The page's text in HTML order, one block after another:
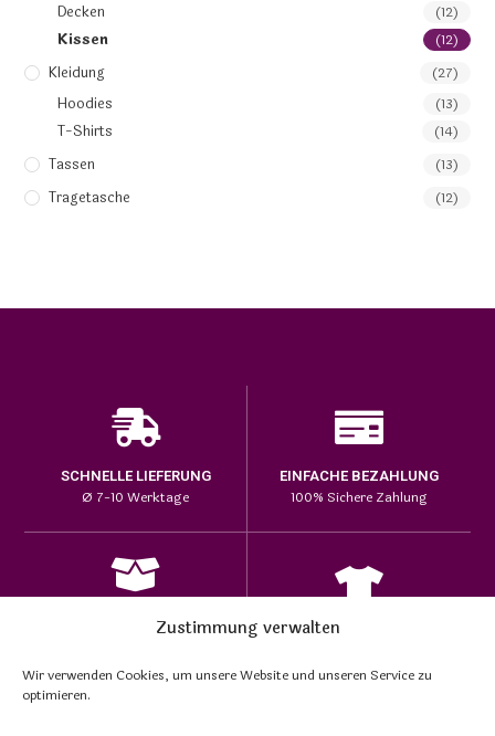
Zustimmung verwalten
Wir verwenden Cookies, um unsere Website und unseren Service zu
optimieren.
Decken (12)
Kissen (12)
Kleidung (27)
Hoodies (13)
T-Shirts (14)
Tassen (13)
Tragetasche (12)
SCHNELLE LIEFERUNG
Ø 7-10 Werktage
EINFACHE BEZAHLUNG
100% Sichere Zahlung
HOHE PRODUKTQUALITÄT
Prints
EINZIGARTIGE DESIGNS